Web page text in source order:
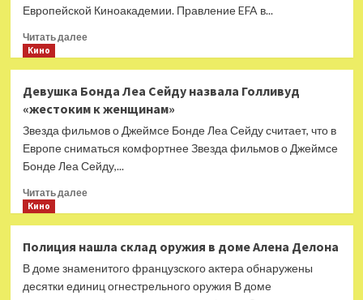
Европейской Киноакадемии. Правление EFA в...
Читать далееПрочитать
Бинош
станет
президентом
Европейской
Киноакадемии
Кино
Девушка Бонда Леа Сейду назвала Голливуд
«жестоким к женщинам»
Звезда фильмов о Джеймсе Бонде Леа Сейду считает, что в
Европе сниматься комфортнее Звезда фильмов о Джеймсе
Бонде Леа Сейду,...
Читать далееПрочитать
Бонда
Леа
Сейду
Кино
Полиция нашла склад оружия в доме Алена Делона
В доме знаменитого французского актера обнаружены
десятки единиц огнестрельного оружия В доме